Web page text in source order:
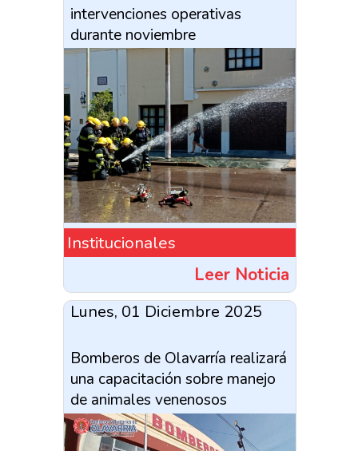
intervenciones operativas
durante noviembre
Institucionales
Leer Noticia
Lunes, 01 Diciembre 2025
Bomberos de Olavarría realizará
una capacitación sobre manejo
de animales venenosos